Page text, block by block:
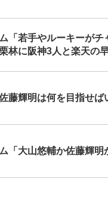
「若手やルーキーが
林に阪神3人と楽天の
藤輝明は何を目指せば
「大山悠輔か佐藤輝明